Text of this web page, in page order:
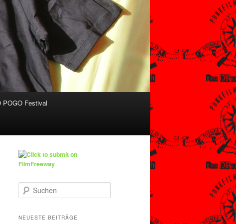
POGO Festival
u
h
NEUESTE BEITRÄGE